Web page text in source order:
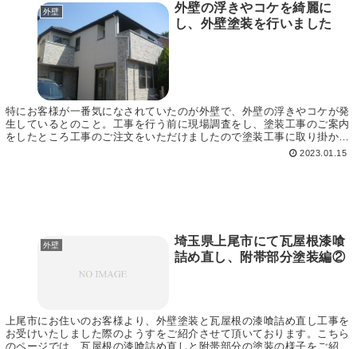
外壁
外壁の浮きやコケを綺麗に
し、外壁塗装を行いました
特にお客様が一番気になされていたのが外壁で、外壁の浮きやコケが発
生しているとのこと。工事を行う前に現場調査をし、塗装工事のご案内
をしたところ工事のご注文をいただけましたので塗装工事に取り掛かり
2023.01.15
外壁
埼玉県上尾市にて瓦屋根漆喰
詰め直し、附帯部分塗装編②
上尾市にお住いのお客様より、外壁塗装と瓦屋根の漆喰詰め直し工事を
お受けいたしました際のようすをご紹介させて頂いております。こちら
のページでは、瓦屋根の漆喰詰め直しと附帯部分の塗装の様子をご紹介